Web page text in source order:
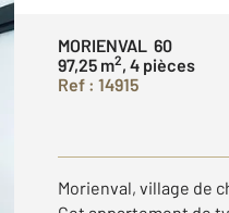
MORIENVAL 60
97,25 m2, 4 pièces
Ref : 14915
Morienval, village de